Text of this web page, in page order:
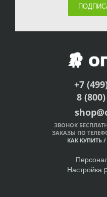
+7
8
ЗВОНОК
ЗАКАЗЫ ПО
КАК КУПИТЬ /
Настройка